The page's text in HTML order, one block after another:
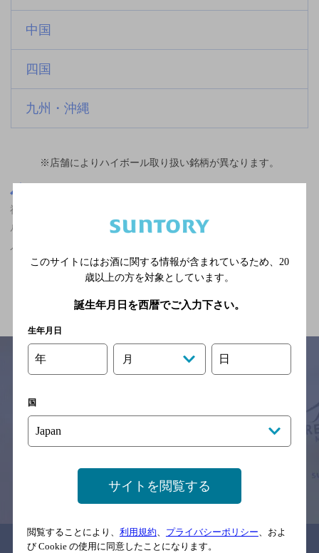
中国
四国
九州・沖縄
※店舗によりハイボール取り扱い銘柄が異なります。
福知山駅(京都府)周辺500m,洋食,ザ・プレミアム・モルツ香るエー
ルが飲める,合コンにおすすめ,5,000円以上～7,000円未満の神泡達
人店
※それぞれのお店のメニューや営業時間などの掲載情報については、
念のためお店にご確認の上ご来店くださいますようお願い申し上げま
情報提供：ぐるなび
関連リンク
このサイトにはお酒に関する情報が含まれているため、 20
歳以上の方を対象としています。
誕生年月日を西暦でご入力下さい。
生年月日
年 月 日
国
サイトを閲覧する
閲覧することにより、 利用規約、 プライバシーポリシー、およ
び Cookie の使用に同意したことになります。